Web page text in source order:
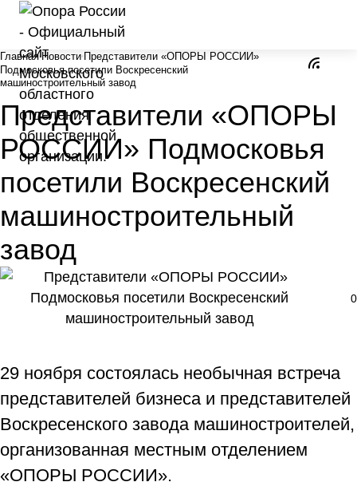
Главная Новости Представители «ОПОРЫ РОССИИ»
Подмосковья посетили Воскресенский
машиностроительный завод
Представители «ОПОРЫ
РОССИИ» Подмосковья
посетили Воскресенский
машиностроительный
завод
29 ноября состоялась необычная встреча
представителей бизнеса и представителей
Воскресенского завода машиностроителей,
организованная местным отделением
«ОПОРЫ РОССИИ».